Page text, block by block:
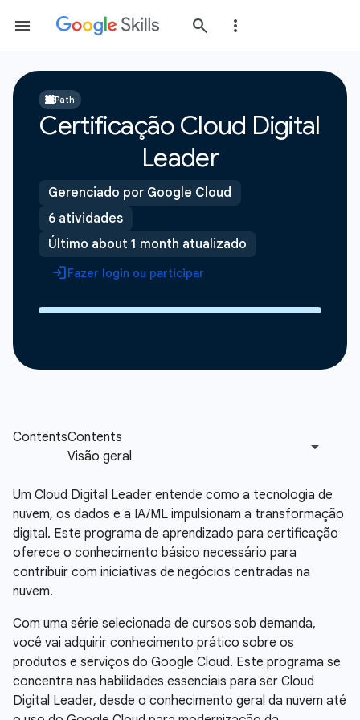
Path
Certificação Cloud Digital
Leader
Gerenciado por Google Cloud
6 atividades
Último about 1 month atualizado
Fazer login ou participar
Um Cloud Digital Leader entende como a tecnologia de
nuvem, os dados e a IA/ML impulsionam a transformação
digital. Este programa de aprendizado para certificação
oferece o conhecimento básico necessário para
contribuir com iniciativas de negócios centradas na
nuvem.
Com uma série selecionada de cursos sob demanda,
você vai adquirir conhecimento prático sobre os
produtos e serviços do Google Cloud. Este programa se
concentra nas habilidades essenciais para ser Cloud
Digital Leader, desde o conhecimento geral da nuvem até